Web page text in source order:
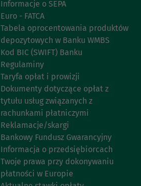
Informacje o SEPA
Euro - FATCA
Tabela oprocentowania produktów
depozytowych w Banku WMBS
Kod BIC (SWIFT) Banku
Regulaminy
Taryfa opłat i prowizji
Dokumenty dotyczące opłat z
tytułu usług związanych z
rachunkami płatniczymi
Reklamacje/skargi
Bankowy Fundusz Gwarancyjny
Informacja o przedsiębiorcach
Twoje prawa przy dokonywaniu
płatności w Europie